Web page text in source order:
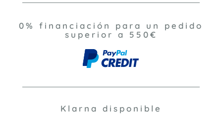
0% financiación para un pedido
superior a 550€
Klarna disponible